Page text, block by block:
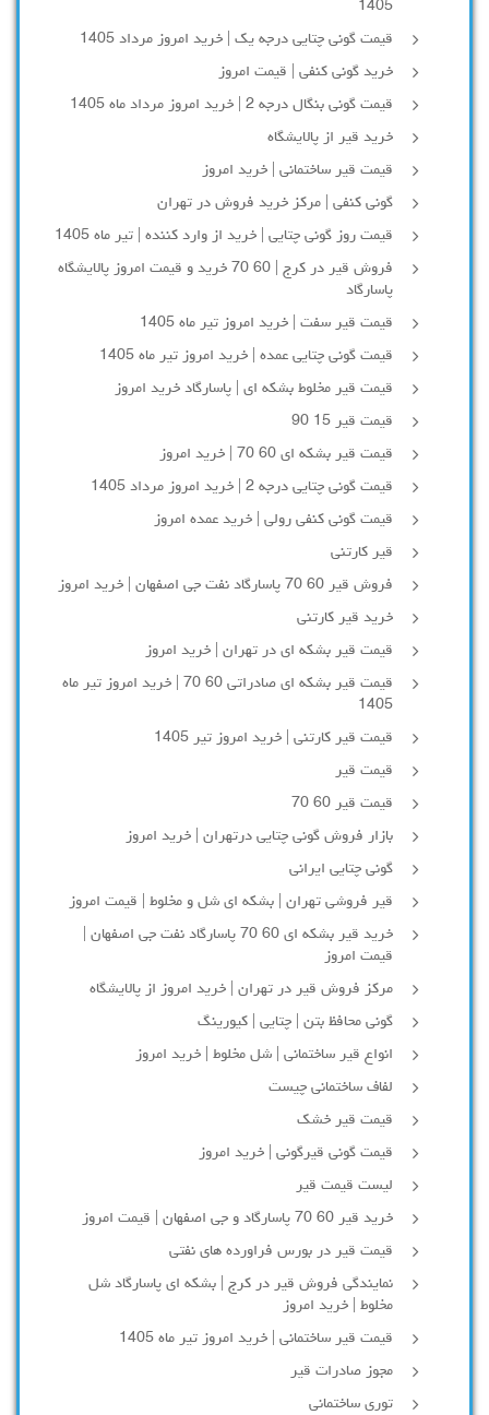
1405
قیمت گونی چتایی درجه یک | خرید امروز مرداد 1405
خرید گونی کنفی | قیمت امروز
قیمت گونی بنگال درجه 2 | خرید امروز مرداد ماه 1405
خرید قیر از پالایشگاه
قیمت قیر ساختمانی | خرید امروز
گونی کنفی | مرکز خرید فروش در تهران
قیمت روز گونی چتایی | خرید از وارد کننده | تیر ماه 1405
فروش قیر در کرج | 60 70 خرید و قیمت امروز پالایشگاه
پاسارگاد
قیمت قیر سفت | خرید امروز تیر ماه 1405
قیمت گونی چتایی عمده | خرید امروز تیر ماه 1405
قیمت قیر مخلوط بشکه ای | پاسارگاد خرید امروز
قیمت قیر 15 90
قیمت قیر بشکه ای 60 70 | خرید امروز
قیمت گونی چتایی درجه 2 | خرید امروز مرداد 1405
قیمت گونی کنفی رولی | خرید عمده امروز
قیر کارتنی
فروش قیر 60 70 پاسارگاد نفت جی اصفهان | خرید امروز
خرید قیر کارتنی
قیمت قیر بشکه ای در تهران | خرید امروز
قیمت قیر بشکه ای صادراتی 60 70 | خرید امروز تیر ماه
1405
قیمت قیر کارتنی | خرید امروز تیر 1405
قیمت قیر
قیمت قیر 60 70
بازار فروش گونی چتایی درتهران | خرید امروز
گونی چتایی ایرانی
قیر فروشی تهران | بشکه ای شل و مخلوط | قیمت امروز
خرید قیر بشکه ای 60 70 پاسارگاد نفت جی اصفهان |
قیمت امروز
مرکز فروش قیر در تهران | خرید امروز از پالایشگاه
گونی محافظ بتن | چتایی | کیورینگ
انواع قیر ساختمانی | شل مخلوط | خرید امروز
لفاف ساختمانی چیست
قیمت قیر خشک
قیمت گونی قیرگونی | خرید امروز
لیست قیمت قیر
خرید قیر 60 70 پاسارگاد و جی اصفهان | قیمت امروز
قیمت قیر در بورس فراورده های نفتی
نمایندگی فروش قیر در کرج | بشکه ای پاسارگاد شل
مخلوط | خرید امروز
قیمت قیر ساختمانی | خرید امروز تیر ماه 1405
مجوز صادرات قیر
توری ساختمانی